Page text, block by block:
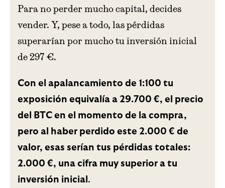
Para no perder mucho capital, decides
vender. Y, pese a todo, las pérdidas
superarían por mucho tu inversión inicial
de 297 €.
Con el apalancamiento de 1:100 tu
exposición equivalía a 29.700 €, el precio
del BTC en el momento de la compra,
pero al haber perdido este 2.000 € de
valor, esas serían tus pérdidas totales:
2.000 €, una cifra muy superior a tu
inversión inicial .